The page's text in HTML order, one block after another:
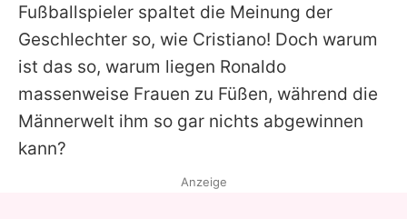
Utiq verwalten
Fußballspieler spaltet die Meinung der
Geschlechter so, wie Cristiano! Doch warum
ist das so, warum liegen Ronaldo
massenweise Frauen zu Füßen, während die
Männerwelt ihm so gar nichts abgewinnen
kann?
Anzeige